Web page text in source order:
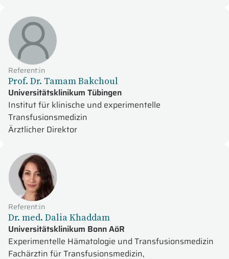
Referent:in
Prof. Dr. Tamam Bakchoul
Universitätsklinikum Tübingen
Institut für klinische und experimentelle
Transfusionsmedizin
Ärztlicher Direktor
Referent:in
Dr. med. Dalia Khaddam
Universitätsklinikum Bonn AöR
Experimentelle Hämatologie und Transfusionsmedizin
Fachärztin für Transfusionsmedizin,